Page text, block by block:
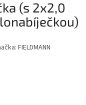
(s 2x2,0
FIELDMANN